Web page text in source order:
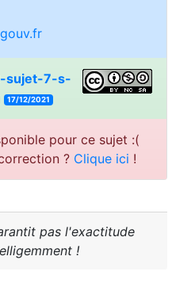
sujet-7-s-
17/12/2021
pour ce sujet :(
? Clique ici !
pas l'exactitude
!